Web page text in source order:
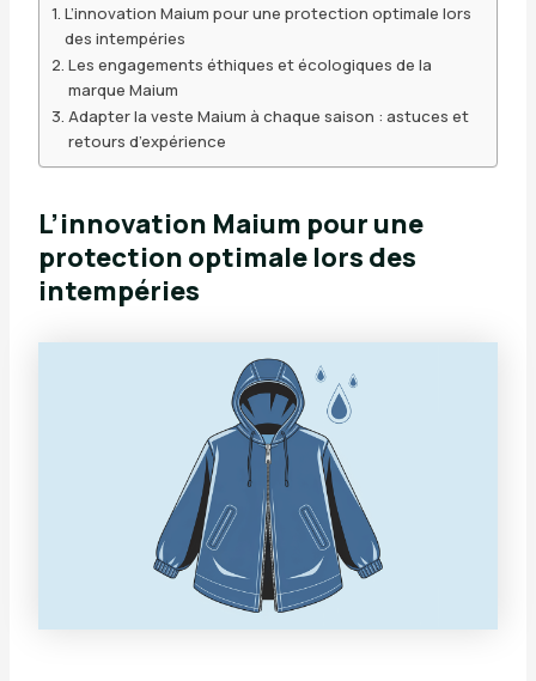
L’innovation Maium pour une protection optimale lors
des intempéries
Les engagements éthiques et écologiques de la
marque Maium
Adapter la veste Maium à chaque saison : astuces et
retours d’expérience
L’innovation Maium pour une
protection optimale lors des
intempéries